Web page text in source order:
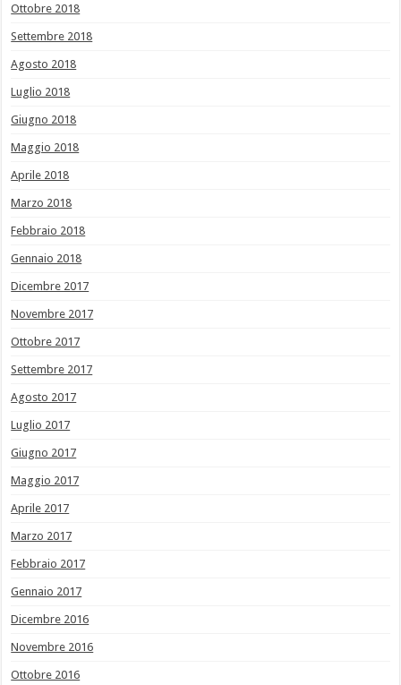
Ottobre 2018
Settembre 2018
Agosto 2018
Luglio 2018
Giugno 2018
Maggio 2018
Aprile 2018
Marzo 2018
Febbraio 2018
Gennaio 2018
Dicembre 2017
Novembre 2017
Ottobre 2017
Settembre 2017
Agosto 2017
Luglio 2017
Giugno 2017
Maggio 2017
Aprile 2017
Marzo 2017
Febbraio 2017
Gennaio 2017
Dicembre 2016
Novembre 2016
Ottobre 2016